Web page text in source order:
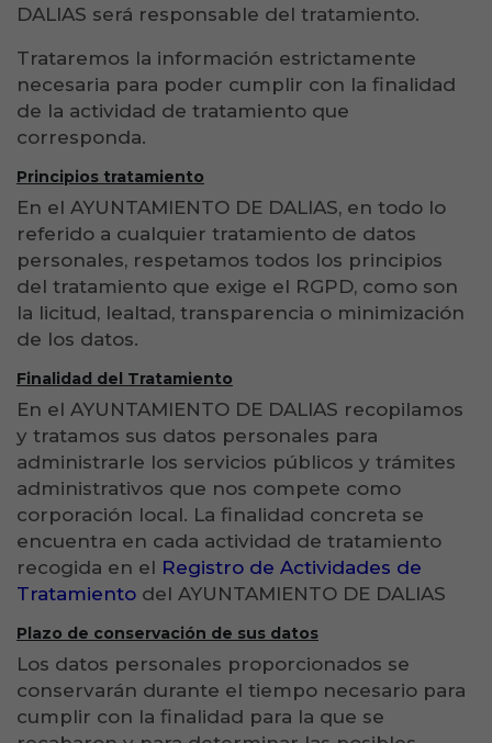
DALIAS será responsable del tratamiento.
Trataremos la información estrictamente
necesaria para poder cumplir con la finalidad
de la actividad de tratamiento que
corresponda.
Principios tratamiento
En el AYUNTAMIENTO DE DALIAS, en todo lo
referido a cualquier tratamiento de datos
personales, respetamos todos los principios
del tratamiento que exige el RGPD, como son
la licitud, lealtad, transparencia o minimización
de los datos.
Finalidad del Tratamiento
En el AYUNTAMIENTO DE DALIAS recopilamos
y tratamos sus datos personales para
administrarle los servicios públicos y trámites
administrativos que nos compete como
corporación local. La finalidad concreta se
encuentra en cada actividad de tratamiento
recogida en el Registro de Actividades de
Tratamiento del AYUNTAMIENTO DE DALIAS
Plazo de conservación de sus datos
Los datos personales proporcionados se
conservarán durante el tiempo necesario para
cumplir con la finalidad para la que se